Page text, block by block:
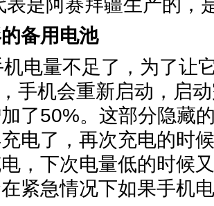
备用电池
电量不足了，为了让
手机会重新启动，启
了50%。这部分隐藏
电了，再次充电的时
，下次电量低的时候
紧急情况下如果手机